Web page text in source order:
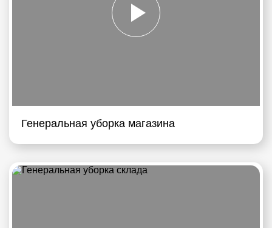
Генеральная уборка магазина